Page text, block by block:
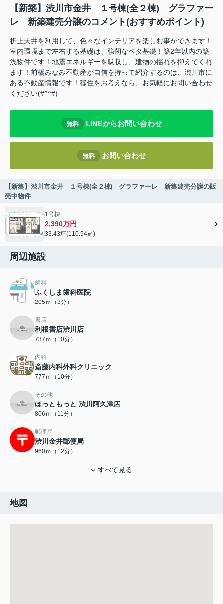
【新築】渋川市金井 １号棟(全２棟) グラファー
レ 新築建売分譲のコメント(おすすめポイント)
折上天井を利用して、色々なインテリアを楽しむ事ができます！
室内環境まで左右する基礎は、強靭なベタ基礎！築2年以内の築
浅物件です！地震エネルギーを吸収し、建物の揺れを抑えてくれ
ます！前橋みなみ不動産が自信を持って紹介するのは、渋川市に
ある不動産情報です！移住をお考えなら、お気軽にお問い合わせ
ください(#^^#)
無料 LINEからお問い合わせ
無料 お問い合わせ
【新築】渋川市金井 １号棟(全２棟) グラファーレ 新築建売分譲の販
売中物件
1号棟
2,390万円
33.43坪(110.54㎡)
周辺施設
歯科
ふくしま歯科医院
205ｍ（3分）
書店
利根書店渋川店
737ｍ（10分）
内科
斎藤内科外科クリニック
777ｍ（10分）
その他
ほっともっと 渋川阿久津店
806ｍ（11分）
郵便局
渋川金井郵便局
960ｍ（12分）
すべて見る
地図